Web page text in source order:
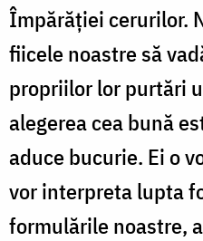
Împărăţiei cerurilor.
fiicele noastre să
propriilor lor purtări
alegerea cea bună
aduce bucurie. Ei o
vor interpreta lupta
formulările noastre,